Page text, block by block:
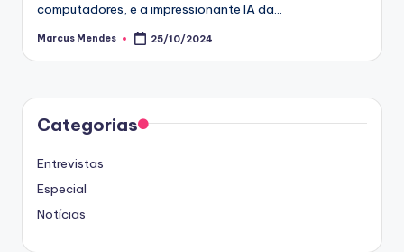
computadores, e a impressionante IA da…
Posted
Marcus Mendes 25/10/2024
Categorias
Entrevistas
Especial
Notícias